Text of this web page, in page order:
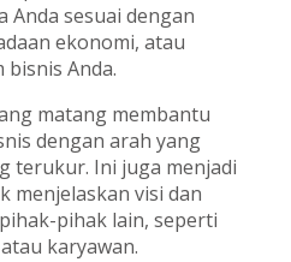
Anda sesuai dengan
ekonomi, atau
Anda.
matang membantu
dengan arah yang
terukur. Ini juga menjadi
menjelaskan visi dan
pihak lain, seperti
karyawan.